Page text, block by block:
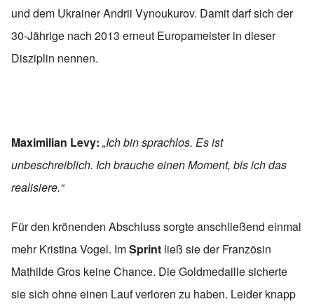
und dem Ukrainer Andrii Vynoukurov. Damit darf sich der
30-Jährige nach 2013 erneut Europameister in dieser
Disziplin nennen.
Maximilian Levy: „Ich bin sprachlos. Es ist
unbeschreiblich. Ich brauche einen Moment, bis ich das
realisiere.“
Für den krönenden Abschluss sorgte anschließend einmal
mehr Kristina Vogel. ImSprint ließ sie der Französin
Mathilde Gros keine Chance. Die Goldmedaille sicherte
sie sich ohne einen Lauf verloren zu haben. Leider knapp